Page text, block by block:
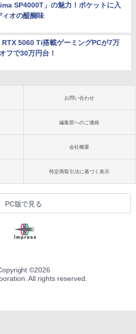
SP4000T」の魅力！ポケットに入
ィオの醍醐味
RTX 5060 Ti搭載ゲーミングPCが7万
フで30万円台！
お問い合わせ
編集部へのご連絡
会社概要
特定商取引法に基づく表示
PC版で見る
©2026
All rights reserved.